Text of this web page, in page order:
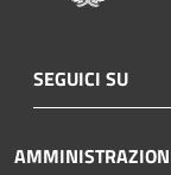
SEGUICI SU